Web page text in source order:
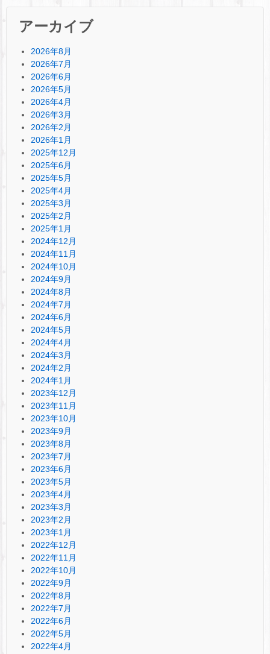
アーカイブ
2026年8月
2026年7月
2026年6月
2026年5月
2026年4月
2026年3月
2026年2月
2026年1月
2025年12月
2025年6月
2025年5月
2025年4月
2025年3月
2025年2月
2025年1月
2024年12月
2024年11月
2024年10月
2024年9月
2024年8月
2024年7月
2024年6月
2024年5月
2024年4月
2024年3月
2024年2月
2024年1月
2023年12月
2023年11月
2023年10月
2023年9月
2023年8月
2023年7月
2023年6月
2023年5月
2023年4月
2023年3月
2023年2月
2023年1月
2022年12月
2022年11月
2022年10月
2022年9月
2022年8月
2022年7月
2022年6月
2022年5月
2022年4月